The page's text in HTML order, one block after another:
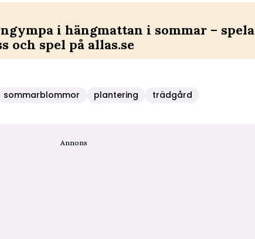
i hängmattan i sommar – spela
och spel på allas.se
sommarblommor plantering trädgård
Annons